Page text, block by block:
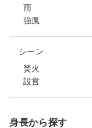
雨
強風
シーン
焚火
設営
身長から探す